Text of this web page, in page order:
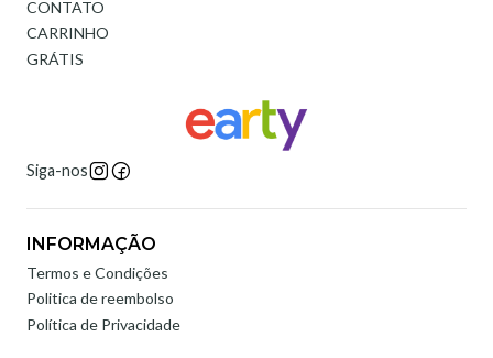
CONTATO
CARRINHO
GRÁTIS
Siga-nos
INFORMAÇÃO
Termos e Condições
Politica de reembolso
Política de Privacidade